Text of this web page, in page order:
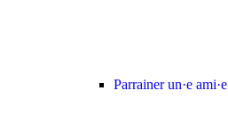
Parrainer un·e ami·e